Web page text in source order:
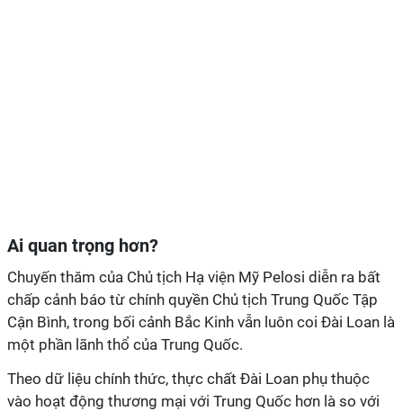
Ai quan trọng hơn?
Chuyến thăm của Chủ tịch Hạ viện Mỹ Pelosi diễn ra bất
chấp cảnh báo từ chính quyền Chủ tịch Trung Quốc Tập
Cận Bình, trong bối cảnh Bắc Kinh vẫn luôn coi Đài Loan là
một phần lãnh thổ của Trung Quốc.
Theo dữ liệu chính thức, thực chất Đài Loan phụ thuộc
vào hoạt động thương mại với Trung Quốc hơn là so với